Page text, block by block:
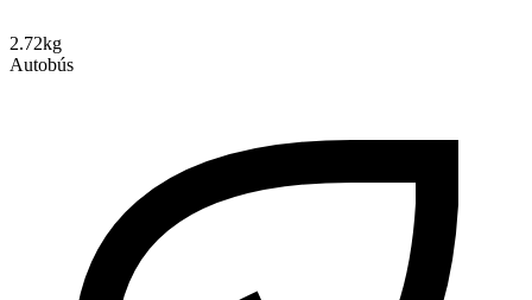
2.72kg
Autobús